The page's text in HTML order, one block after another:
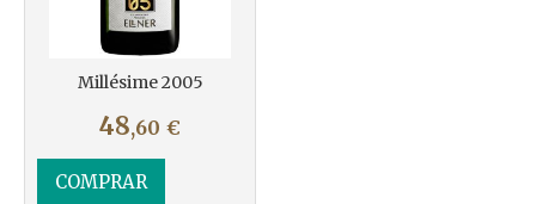
Millésime 2005
48,60 €
COMPRAR